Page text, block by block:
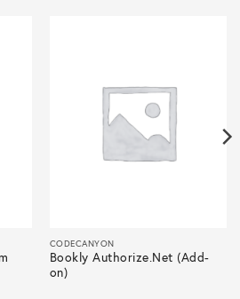
CODECANYON
Bookly Authorize.Net (Add-
on)